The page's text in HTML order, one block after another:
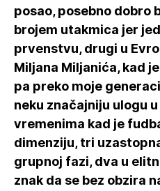
posao, posebno dobro
brojem utakmica jer
prvenstvu, drugi u
Miljana Miljanića, kad
pa preko moje
neku značajniju ulogu
vremenima kad je
dimenziju, tri
grupnoj fazi, dva u
znak da se bez obzira